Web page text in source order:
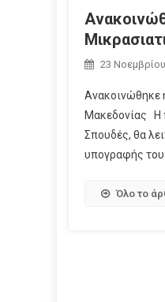
23
Ανακοινώθηκε
Μακεδονίας Η
Σπουδές, θα
υπογραφής του
Όλο το